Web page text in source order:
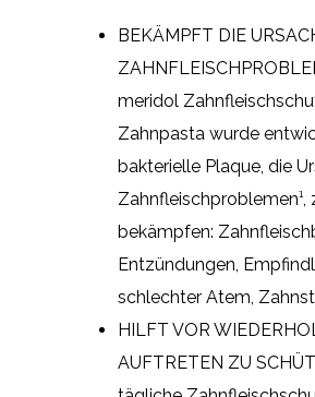
BEKÄMPFT DIE
meridol
Zahnpasta wurde
bakterielle Plaque, die
Zahnfleischproblemen¹,
bekämpfen:
Entzündungen,
schlechter Atem,
HILFT VOR
AUFTRETEN ZU